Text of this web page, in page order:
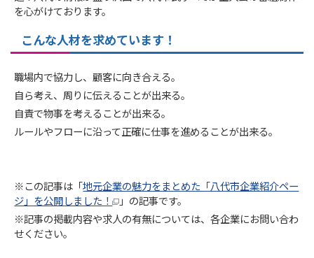
を心がけております。
こんな人材を求めています！
職場内で協力し、顧客に向き合える。
自ら考え、周りに伝えることが出来る。
自責で物事を考えることが出来る。
ルールやフローに沿って正確に仕事を進めることが出来る。
※この記事は「地元企業の魅力をまとめた「八代市企業紹介ペー
ジ」を公開しました！
」の記事です。
※記事の掲載内容や求人の有無については、各企業にお問い合わ
せください。